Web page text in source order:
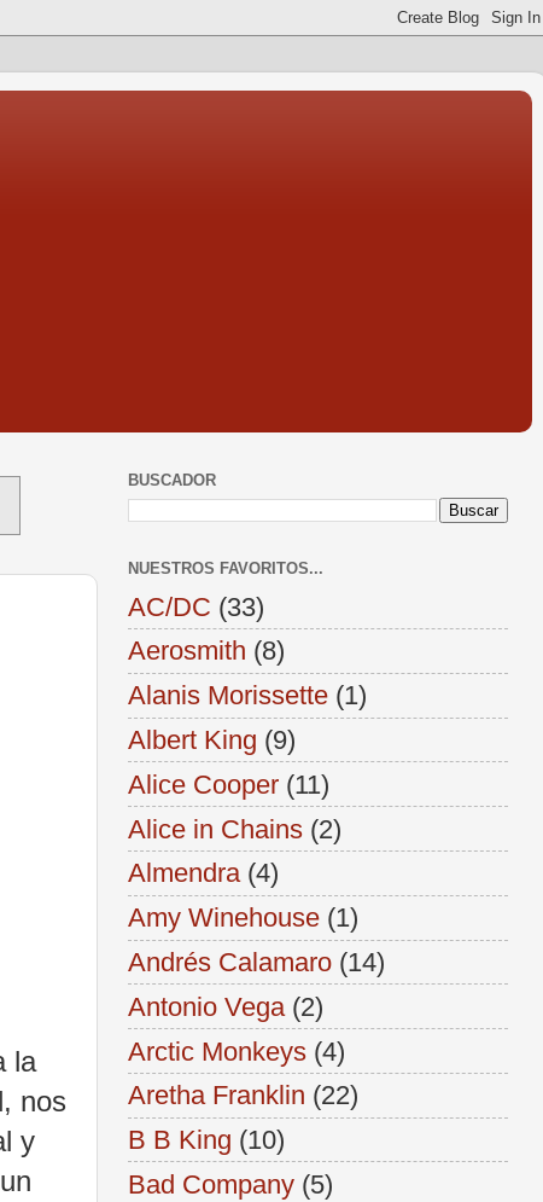
la
nos
y
BUSCADOR
NUESTROS FAVORITOS...
AC/DC (33)
Aerosmith (8)
Alanis Morissette (1)
Albert King (9)
Alice Cooper (11)
Alice in Chains (2)
Almendra (4)
Amy Winehouse (1)
Andrés Calamaro (14)
Antonio Vega (2)
Arctic Monkeys (4)
Aretha Franklin (22)
B B King (10)
Bad Company (5)